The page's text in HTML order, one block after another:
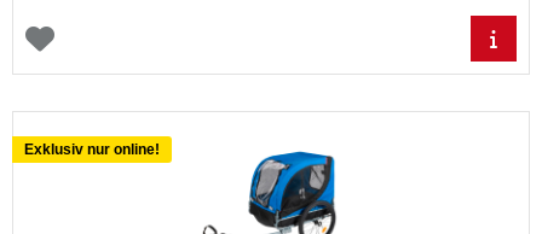
Exklusiv nur online!